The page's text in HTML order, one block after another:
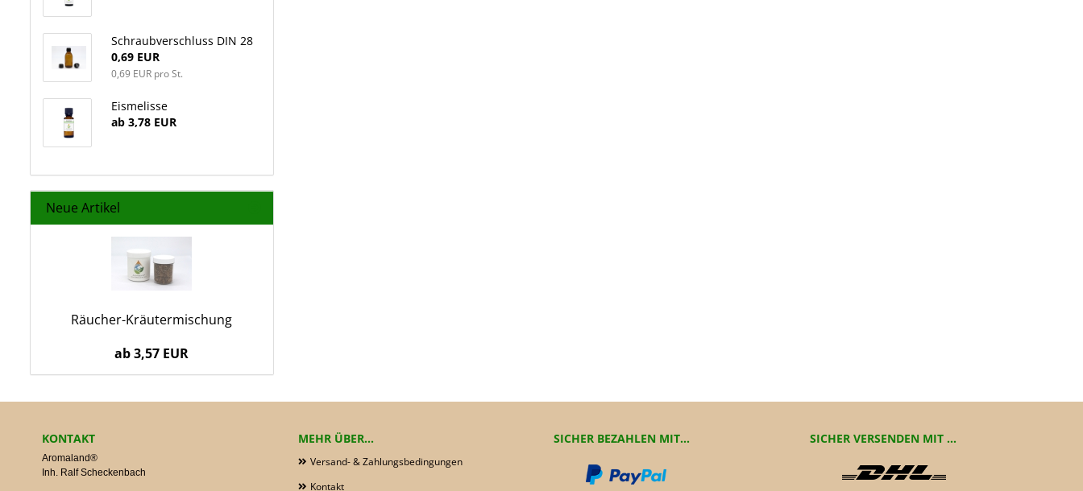
Schraubverschluss DIN 28
0,69 EUR
0,69 EUR pro St.
Eismelisse
ab 3,78 EUR
Neue Artikel
Räucher-Kräutermischung
ab 3,57 EUR
MEHR ÜBER...
Versand- & Zahlungsbedingungen
Kontakt
SICHER BEZAHLEN MIT... SICHER VERSENDEN MIT ...
KONTAKT
Aromaland®
Inh. Ralf Scheckenbach